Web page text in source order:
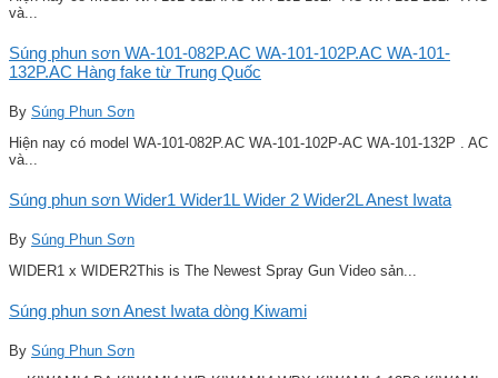
và...
Súng phun sơn WA-101-082P.AC WA-101-102P.AC WA-101-
132P.AC Hàng fake từ Trung Quốc
By Súng Phun Sơn
Hiện nay có model WA-101-082P.AC WA-101-102P-AC WA-101-132P . AC
và...
Súng phun sơn Wider1 Wider1L Wider 2 Wider2L Anest Iwata
By Súng Phun Sơn
WIDER1 x WIDER2This is The Newest Spray Gun Video sản...
Súng phun sơn Anest Iwata dòng Kiwami
By Súng Phun Sơn